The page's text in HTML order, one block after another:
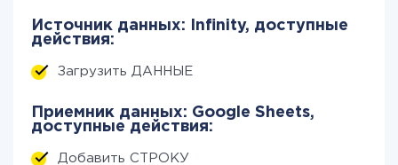
Источник данных: Infinity, доступные
действия:
Загрузить ДАННЫЕ
Приемник данных: Google Sheets,
доступные действия:
Добавить СТРОКУ